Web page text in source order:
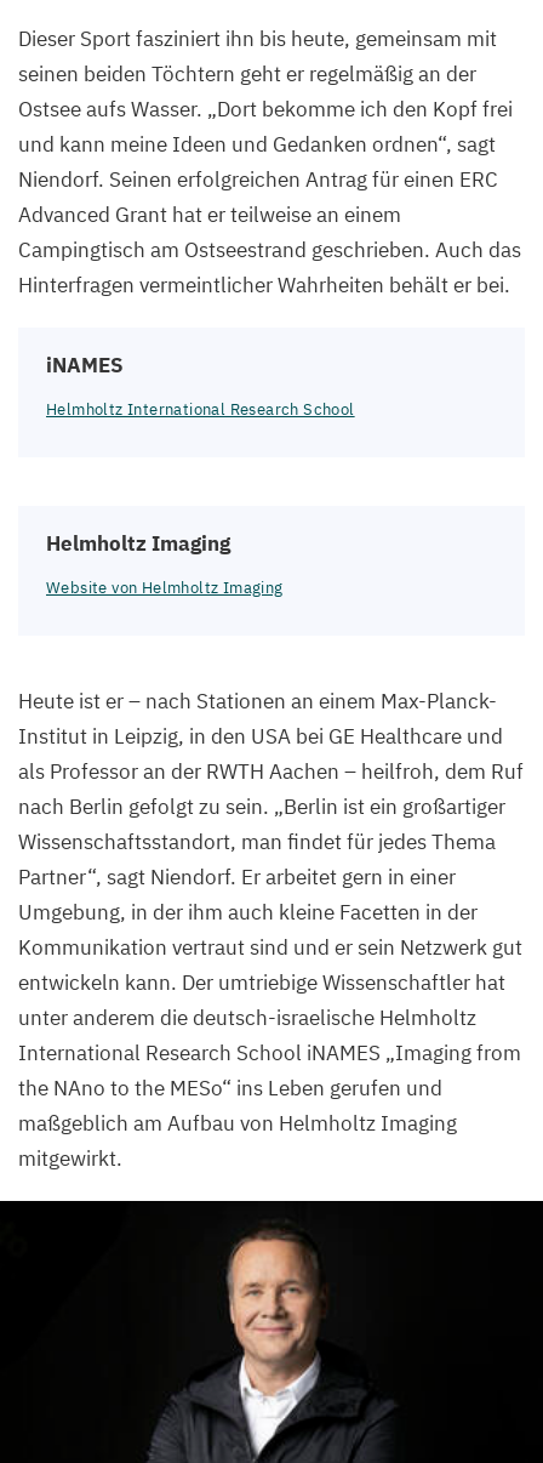
Dieser Sport fasziniert ihn bis heute, gemeinsam mit
seinen beiden Töchtern geht er regelmäßig an der
Ostsee aufs Wasser. „Dort bekomme ich den Kopf frei
und kann meine Ideen und Gedanken ordnen“, sagt
Niendorf. Seinen erfolgreichen Antrag für einen ERC
Advanced Grant hat er teilweise an einem
Campingtisch am Ostseestrand geschrieben. Auch das
Hinterfragen vermeintlicher Wahrheiten behält er bei.
iNAMES
Helmholtz International Research School
Helmholtz Imaging
Website von Helmholtz Imaging
Heute ist er – nach Stationen an einem Max-Planck-
Institut in Leipzig, in den USA bei GE Healthcare und
als Professor an der RWTH Aachen – heilfroh, dem Ruf
nach Berlin gefolgt zu sein. „Berlin ist ein großartiger
Wissenschaftsstandort, man findet für jedes Thema
Partner“, sagt Niendorf. Er arbeitet gern in einer
Umgebung, in der ihm auch kleine Facetten in der
Kommunikation vertraut sind und er sein Netzwerk gut
entwickeln kann. Der umtriebige Wissenschaftler hat
unter anderem die deutsch-israelische Helmholtz
International Research School iNAMES „Imaging from
the NAno to the MESo“ ins Leben gerufen und
maßgeblich am Aufbau von Helmholtz Imaging
mitgewirkt.